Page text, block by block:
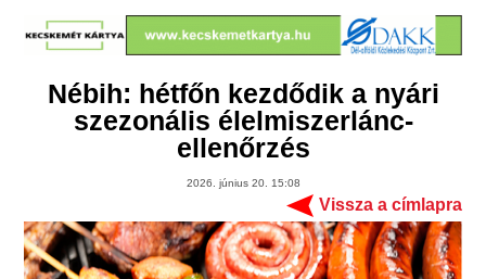
Nébih: hétfőn kezdődik a nyári
szezonális élelmiszerlánc-
ellenőrzés
2026. június 20. 15:08
Vissza a címlapra